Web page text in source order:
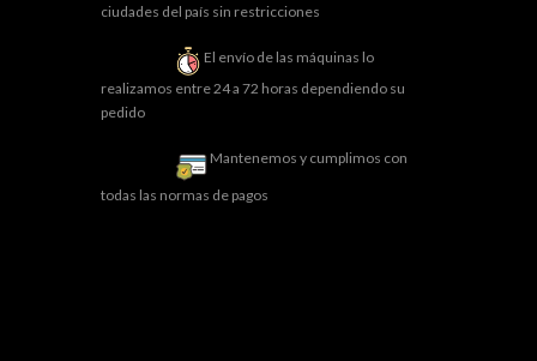
ciudades del país sin restricciones
El envío de las máquinas lo
realizamos entre 24 a 72 horas dependiendo su
pedido
Mantenemos y cumplimos con
todas las normas de pagos